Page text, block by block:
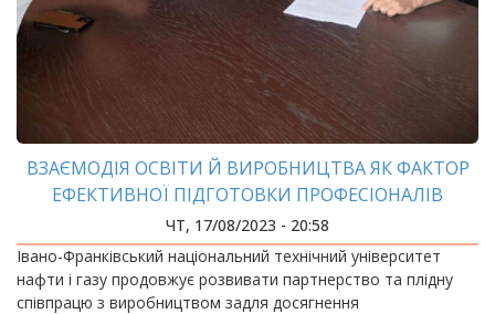
ВЗАЄМОДІЯ ОСВІТИ Й ВИРОБНИЦТВА ЯК ФАКТОР
ЕФЕКТИВНОЇ ПІДГОТОВКИ ПРОФЕСІОНАЛІВ
ЧТ, 17/08/2023 - 20:58
Івано-Франківський національний технічний університет
нафти і газу продовжує розвивати партнерство та плідну
співпрацю з виробництвом задля досягнення